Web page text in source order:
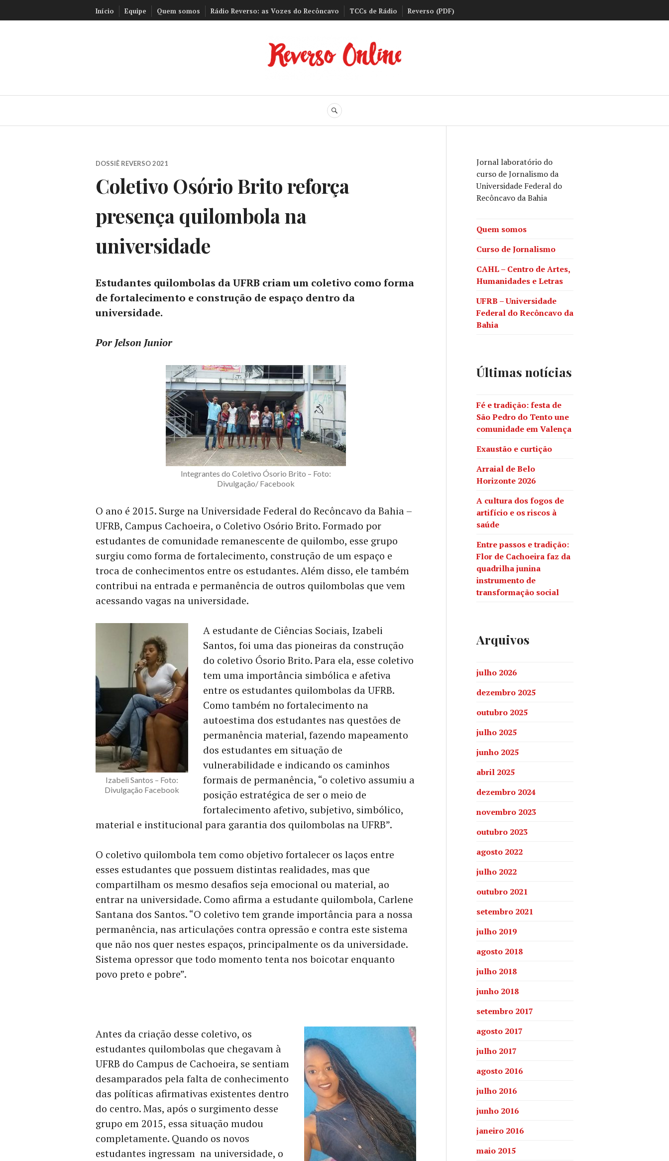
para
Início Equipe Quem somos Rádio Reverso: as Vozes do Recôncavo TCCs de Rádio Reverso (PDF)
Reverso Online
BUSCA
DOSSIÊ REVERSO 2021
Coletivo Osório Brito reforça
presença quilombola na
universidade
Estudantes quilombolas da UFRB criam um coletivo como forma
de fortalecimento e construção de espaço dentro da
universidade.
Por Jelson Junior
Integrantes do Coletivo Ósorio Brito – Foto:
Divulgação/ Facebook
O ano é 2015. Surge na Universidade Federal do Recôncavo da Bahia –
UFRB, Campus Cachoeira, o Coletivo Osório Brito. Formado por
estudantes de comunidade remanescente de quilombo, esse grupo
surgiu como forma de fortalecimento, construção de um espaço e
troca de conhecimentos entre os estudantes. Além disso, ele também
contribui na entrada e permanência de outros quilombolas que vem
acessando vagas na universidade.
Izabeli Santos – Foto:
Divulgação Facebook
A estudante de Ciências Sociais, Izabeli
Santos, foi uma das pioneiras da construção
do coletivo Ósorio Brito. Para ela, esse coletivo
tem uma importância simbólica e afetiva
entre os estudantes quilombolas da UFRB.
Como também no fortalecimento na
autoestima dos estudantes nas questões de
permanência material, fazendo mapeamento
dos estudantes em situação de
vulnerabilidade e indicando os caminhos
formais de permanência, “o coletivo assumiu a
posição estratégica de ser o meio de
fortalecimento afetivo, subjetivo, simbólico,
material e institucional para garantia dos quilombolas na UFRB”.
O coletivo quilombola tem como objetivo fortalecer os laços entre
esses estudantes que possuem distintas realidades, mas que
compartilham os mesmo desafios seja emocional ou material, ao
entrar na universidade. Como afirma a estudante quilombola, Carlene
Santana dos Santos. “O coletivo tem grande importância para a nossa
permanência, nas articulações contra opressão e contra este sistema
que não nos quer nestes espaços, principalmente os da universidade.
Sistema opressor que todo momento tenta nos boicotar enquanto
povo preto e pobre”.
Antes da criação desse coletivo, os
estudantes quilombolas que chegavam à
UFRB do Campus de Cachoeira, se sentiam
desamparados pela falta de conhecimento
das políticas afirmativas existentes dentro
do centro. Mas, após o surgimento desse
grupo em 2015, essa situação mudou
completamente. Quando os novos
estudantes ingressam na universidade, o
Jornal laboratório do
curso de Jornalismo da
Universidade Federal do
Recôncavo da Bahia
Quem somos
Curso de Jornalismo
CAHL – Centro de Artes,
Humanidades e Letras
UFRB – Universidade
Federal do Recôncavo da
Bahia
Últimas notícias
Fé e tradição: festa de
São Pedro do Tento une
comunidade em Valença
Exaustão e curtição
Arraial de Belo
Horizonte 2026
A cultura dos fogos de
artifício e os riscos à
saúde
Entre passos e tradição:
Flor de Cachoeira faz da
quadrilha junina
instrumento de
transformação social
Arquivos
julho 2026
dezembro 2025
outubro 2025
julho 2025
junho 2025
abril 2025
dezembro 2024
novembro 2023
outubro 2023
agosto 2022
julho 2022
outubro 2021
setembro 2021
julho 2019
agosto 2018
julho 2018
junho 2018
setembro 2017
agosto 2017
julho 2017
agosto 2016
julho 2016
junho 2016
janeiro 2016
maio 2015